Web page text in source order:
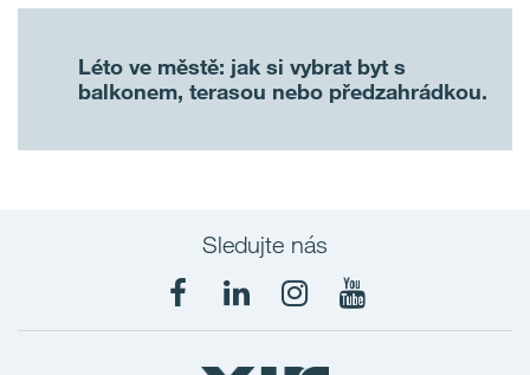
Léto ve městě: jak si vybrat byt s
balkonem, terasou nebo předzahrádkou.
Sledujte nás